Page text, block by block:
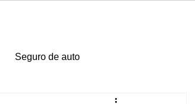
Seguro de auto